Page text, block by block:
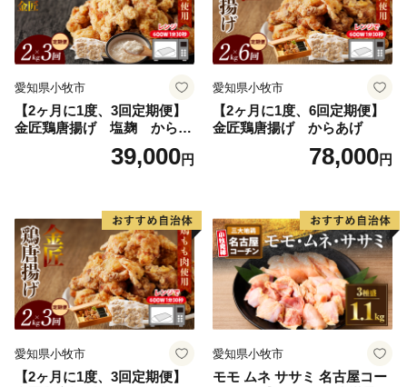
愛知県小牧市
【2ヶ月に1度、3回定期便】
金匠鶏唐揚げ 塩麹 からあ
39,000円
愛知県小牧市
【2ヶ月に1度、6回定期便】
金匠鶏唐揚げ からあげ
78,000円
愛知県小牧市
【2ヶ月に1度、3回定期便】
愛知県小牧市
モモ ムネ ササミ 名古屋コー